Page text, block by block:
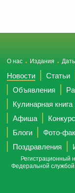
О нас Издания
Новости Статьи
Объявления
Кулинарная книга
Афиша
Блоги
Фото-
Поздравления
Регистрационный
Федеральной